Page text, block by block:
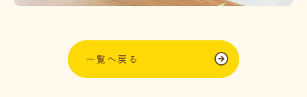
一覧へ戻る